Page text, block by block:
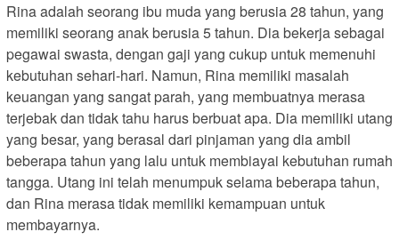
Rina adalah seorang ibu muda yang berusia 28 tahun, yang
memiliki seorang anak berusia 5 tahun. Dia bekerja sebagai
pegawai swasta, dengan gaji yang cukup untuk memenuhi
kebutuhan sehari-hari. Namun, Rina memiliki masalah
keuangan yang sangat parah, yang membuatnya merasa
terjebak dan tidak tahu harus berbuat apa. Dia memiliki utang
yang besar, yang berasal dari pinjaman yang dia ambil
beberapa tahun yang lalu untuk membiayai kebutuhan rumah
tangga. Utang ini telah menumpuk selama beberapa tahun,
dan Rina merasa tidak memiliki kemampuan untuk
membayarnya.